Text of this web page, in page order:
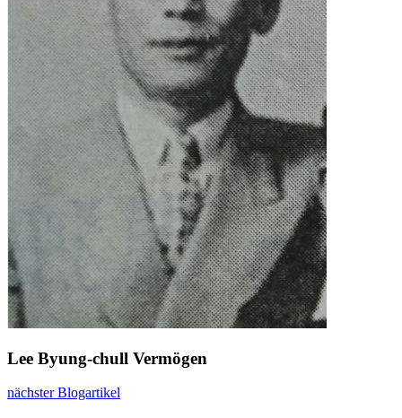
Lee Byung-chull Vermögen
nächster Blogartikel